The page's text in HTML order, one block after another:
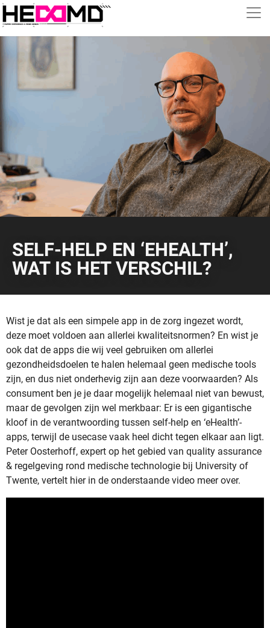
SELF-HELP EN ‘EHEALTH’,
WAT IS HET VERSCHIL?
Wist je dat als een simpele app in de zorg ingezet wordt,
deze moet voldoen aan allerlei kwaliteitsnormen? En wist je
ook dat de apps die wij veel gebruiken om allerlei
gezondheidsdoelen te halen helemaal geen medische tools
zijn, en dus niet onderhevig zijn aan deze voorwaarden? Als
consument ben je je daar mogelijk helemaal niet van bewust,
maar de gevolgen zijn wel merkbaar: Er is een gigantische
kloof in de verantwoording tussen self-help en ‘eHealth’-
apps, terwijl de usecase vaak heel dicht tegen elkaar aan ligt.
Peter Oosterhoff, expert op het gebied van quality assurance
& regelgeving rond medische technologie bij University of
Twente, vertelt hier in de onderstaande video meer over.